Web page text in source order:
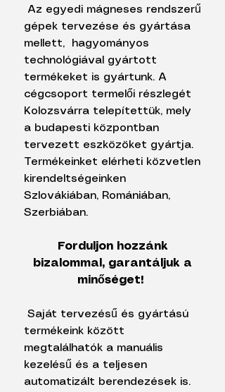
Az egyedi mágneses rendszerű
gépek tervezése és gyártása
mellett, hagyományos
technológiával gyártott
termékeket is gyártunk. A
cégcsoport termelői részlegét
Kolozsvárra telepítettük, mely
a budapesti központban
tervezett eszközöket gyártja.
Termékeinket elérheti közvetlen
kirendeltségeinken
Szlovákiában, Romániában,
Szerbiában.
Forduljon hozzánk
bizalommal, garantáljuk a
minőséget!
Saját tervezésű és gyártású
termékeink között
megtalálhatók a manuális
kezelésű és a teljesen
automatizált berendezések is.